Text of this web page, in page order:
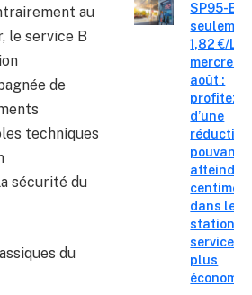
au
le service B
de
techniques
sécurité du
du
SP95-E10
1,82 €/L
mercredi
août :
profitez
d’une
réduction
pouvant
atteindre
centimes
dans les
stations-
service
plus